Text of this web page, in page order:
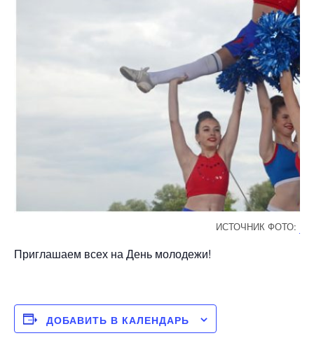
ИСТОЧНИК ФОТО:
Приглашаем всех на День молодежи!
ДОБАВИТЬ В КАЛЕНДАРЬ